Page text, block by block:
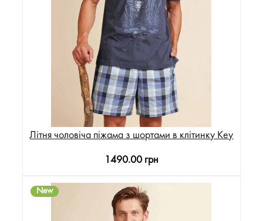
Літня чоловіча піжама з шортами в клітинку Key
1490.00 грн
New